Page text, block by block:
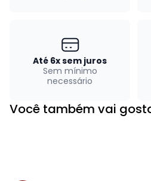
Até 6x sem juros
Sem mínimo
necessário
Você também vai